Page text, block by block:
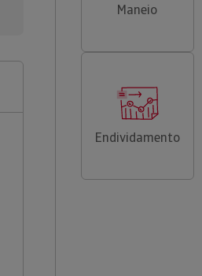
Maneio
Endividamento